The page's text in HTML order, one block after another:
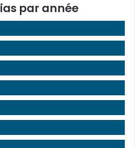
par année